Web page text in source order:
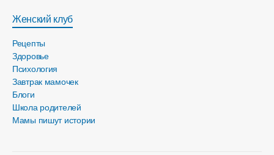
Женский клуб
Рецепты
Здоровье
Психология
Завтрак мамочек
Блоги
Школа родителей
Мамы пишут истории